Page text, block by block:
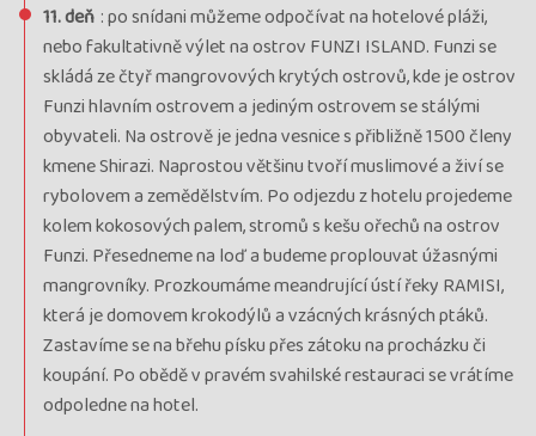
11. deň : po snídani můžeme odpočívat na hotelové pláži,
nebo fakultativně výlet na ostrov FUNZI ISLAND. Funzi se
skládá ze čtyř mangrovových krytých ostrovů, kde je ostrov
Funzi hlavním ostrovem a jediným ostrovem se stálými
obyvateli. Na ostrově je jedna vesnice s přibližně 1500 členy
kmene Shirazi. Naprostou většinu tvoří muslimové a živí se
rybolovem a zemědělstvím. Po odjezdu z hotelu projedeme
kolem kokosových palem, stromů s kešu ořechů na ostrov
Funzi. Přesedneme na loď a budeme proplouvat úžasnými
mangrovníky. Prozkoumáme meandrující ústí řeky RAMISI,
která je domovem krokodýlů a vzácných krásných ptáků.
Zastavíme se na břehu písku přes zátoku na procházku či
koupání. Po obědě v pravém svahilské restauraci se vrátíme
odpoledne na hotel.